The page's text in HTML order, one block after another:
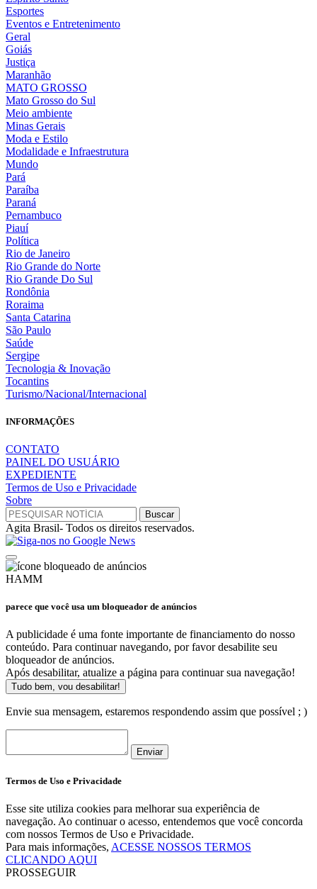
Esportes
Eventos e Entretenimento
Geral
Goiás
Justiça
Maranhão
MATO GROSSO
Mato Grosso do Sul
Meio ambiente
Minas Gerais
Moda e Estilo
Modalidade e Infraestrutura
Mundo
Pará
Paraíba
Paraná
Pernambuco
Piauí
Política
Rio de Janeiro
Rio Grande do Norte
Rio Grande Do Sul
Rondônia
Roraima
Santa Catarina
São Paulo
Saúde
Sergipe
Tecnologia & Inovação
Tocantins
Turismo/Nacional/Internacional
INFORMAÇÕES
CONTATO
PAINEL DO USUÁRIO
EXPEDIENTE
Termos de Uso e Privacidade
Sobre
Agita Brasil- Todos os direitos reservados.
HAMM
parece que você usa um bloqueador de anúncios
A publicidade é uma fonte importante de financiamento do nosso
conteúdo. Para continuar navegando, por favor desabilite seu
bloqueador de anúncios.
Após desabilitar, atualize a página para continuar sua navegação!
Tudo bem, vou desabilitar!
Envie sua mensagem, estaremos respondendo assim que possível ; )
Enviar
Termos de Uso e Privacidade
Esse site utiliza cookies para melhorar sua experiência de
navegação. Ao continuar o acesso, entendemos que você concorda
com nossos Termos de Uso e Privacidade.
Para mais informações, ACESSE NOSSOS TERMOS
CLICANDO AQUI
PROSSEGUIR